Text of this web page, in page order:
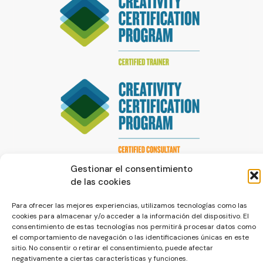
Gestionar el consentimiento
de las cookies
Para ofrecer las mejores experiencias, utilizamos tecnologías como las
cookies para almacenar y/o acceder a la información del dispositivo. El
consentimiento de estas tecnologías nos permitirá procesar datos como
el comportamiento de navegación o las identificaciones únicas en este
sitio. No consentir o retirar el consentimiento, puede afectar
negativamente a ciertas características y funciones.
© La Servilleta - El Blog de Paco Prieto
Política de cookiesPolítica de privacidad